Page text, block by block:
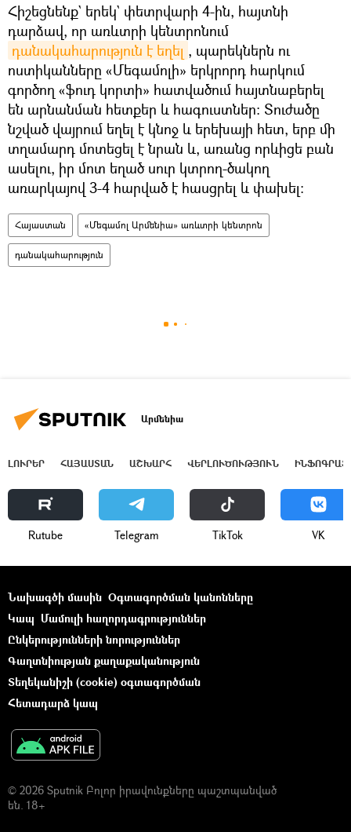
Հիշեցնենք` երեկ` փետրվարի 4-ին, հայտնի
դարձավ, որ առևտրի կենտրոնում
դանակահարություն է եղել , պարեկներն ու
ոստիկանները «Մեգամոլի» երկրորդ հարկում
գործող «ֆուդ կորտի» հատվածում հայտնաբերել
են արնանման հետքեր և հագուստներ։ Տուժածը
նշված վայրում եղել է կնոջ և երեխայի հետ, երբ մի
տղամարդ մոտեցել է նրան և, առանց որևիցե բան
ասելու, իր մոտ եղած սուր կտրող-ծակող
առարկայով 3-4 հարված է հասցրել և փախել։
Հայաստան «Մեգամոլ Արմենիա» առևտրի կենտրոն
դանակահարություն
Արմենիա
ԼՈՒՐԵՐ ՀԱՅԱՍՏԱՆ ԱՇԽԱՐՀ ՎԵՐԼՈՒԾՈՒԹՅՈՒՆ
Rutube Telegram ТikТоk VK
Նախագծի մասին Օգտագործման կանոնները
Կապ Մամուլի հաղորդագրություններ
Ընկերությունների նորություններ
Գաղտնիության քաղաքականություն
Տեղեկանիշի (cookie) օգտագործման
Հետադարձ կապ
© 2026 Sputnik Բոլոր իրավունքները պաշտպանված
են. 18+